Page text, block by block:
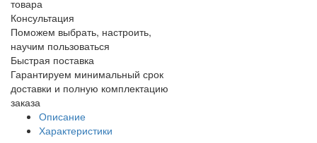
товара
Консультация
Поможем выбрать, настроить,
научим пользоваться
Быстрая поставка
Гарантируем минимальный срок
доставки и полную комплектацию
заказа
Описание
Характеристики